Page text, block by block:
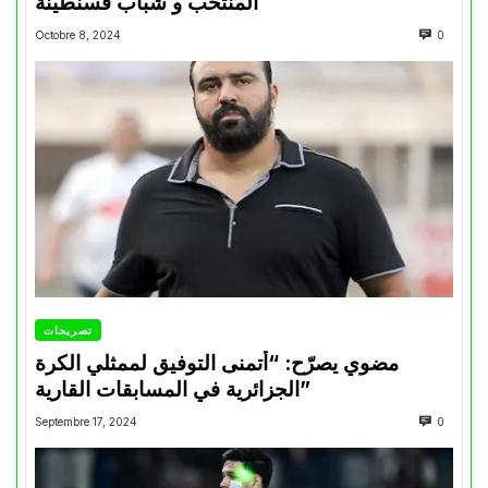
Octobre 8, 2024 0
تصريحات
مضوي يصرّح: “أتمنى التوفيق لممثلي الكرة
الجزائرية في المسابقات القارية”
Septembre 17, 2024 0